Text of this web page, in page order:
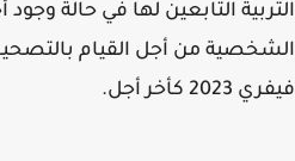
التابعين لها في حالة وجود
كأخر أجل.